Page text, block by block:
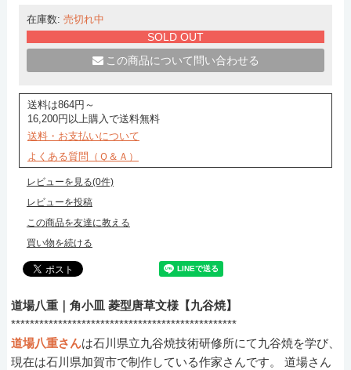
在庫数: 売切れ中
SOLD OUT
この商品について問い合わせる
送料は864円～
16,200円以上購入で送料無料
送料・お支払いについて
よくある質問（Ｑ＆Ａ）
レビューを見る(0件)
レビューを投稿
この商品を友達に教える
買い物を続ける
道場八重｜角小皿 菱型唐草文様【九谷焼】
************************************************
道場八重さんは石川県立九谷焼技術研修所にて九谷焼を学び、
現在は石川県加賀市で制作している作家さんです。 道場さん